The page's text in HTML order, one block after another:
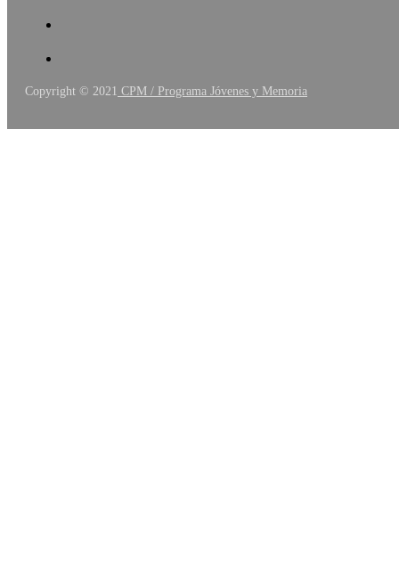
Copyright © 2021 CPM / Programa Jóvenes y Memoria